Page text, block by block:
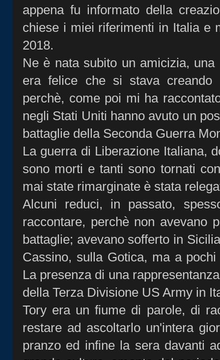
appena fu informato della
chiese i miei riferimenti in Italia e
2018.
Ne è nata subito un amicizia,
era felice che si stava creando
perchè, come poi mi ha
negli Stati Uniti hanno avuto un
battaglie della Seconda Guerra
La guerra di Liberazione Italiana,
sono morti e tanti sono tornati
mai state rimarginate è stata
Alcuni reduci, in passato,
raccontare, perchè non avevano
battaglie; avevano sofferto in
Cassino, sulla Gotica, ma a
La presenza di una
della Terza Divisione US Army in
Tory era un fiume di parole, di
restare ad ascoltarlo un'intera
pranzo ed infine la sera davanti